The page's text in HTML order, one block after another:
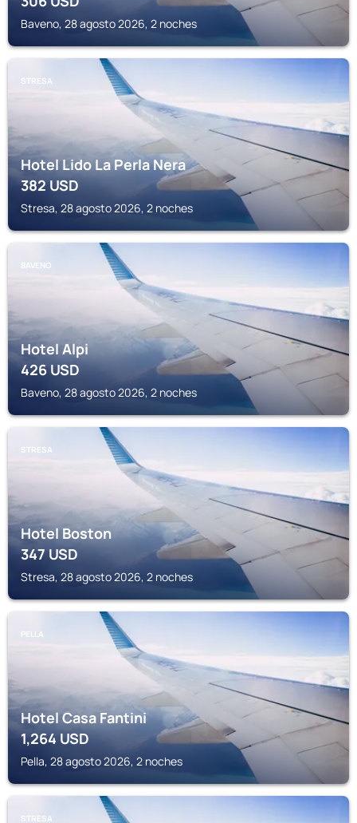
Baveno, 28 agosto 2026, 2 noches
STRESA
Hotel Lido La Perla Nera
382USD
Stresa, 28 agosto 2026, 2 noches
BAVENO
Hotel Alpi
426USD
Baveno, 28 agosto 2026, 2 noches
STRESA
Hotel Boston
347USD
Stresa, 28 agosto 2026, 2 noches
PELLA
Hotel Casa Fantini
1,264USD
Pella, 28 agosto 2026, 2 noches
STRESA